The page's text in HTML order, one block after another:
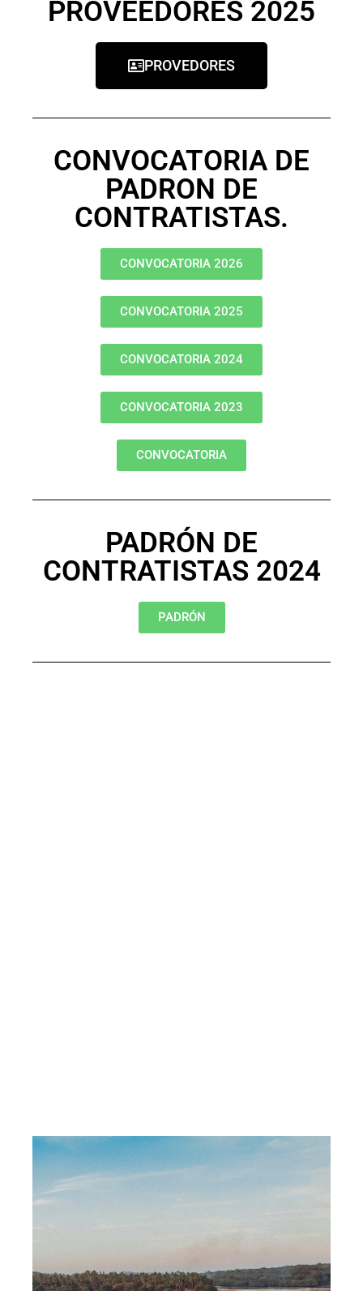
PROVEEDORES 2025
PROVEDORES
CONVOCATORIA DE
PADRON DE
CONTRATISTAS.
CONVOCATORIA 2026
CONVOCATORIA 2025
CONVOCATORIA 2024
CONVOCATORIA 2023
CONVOCATORIA
PADRÓN DE
CONTRATISTAS 2024
PADRÓN